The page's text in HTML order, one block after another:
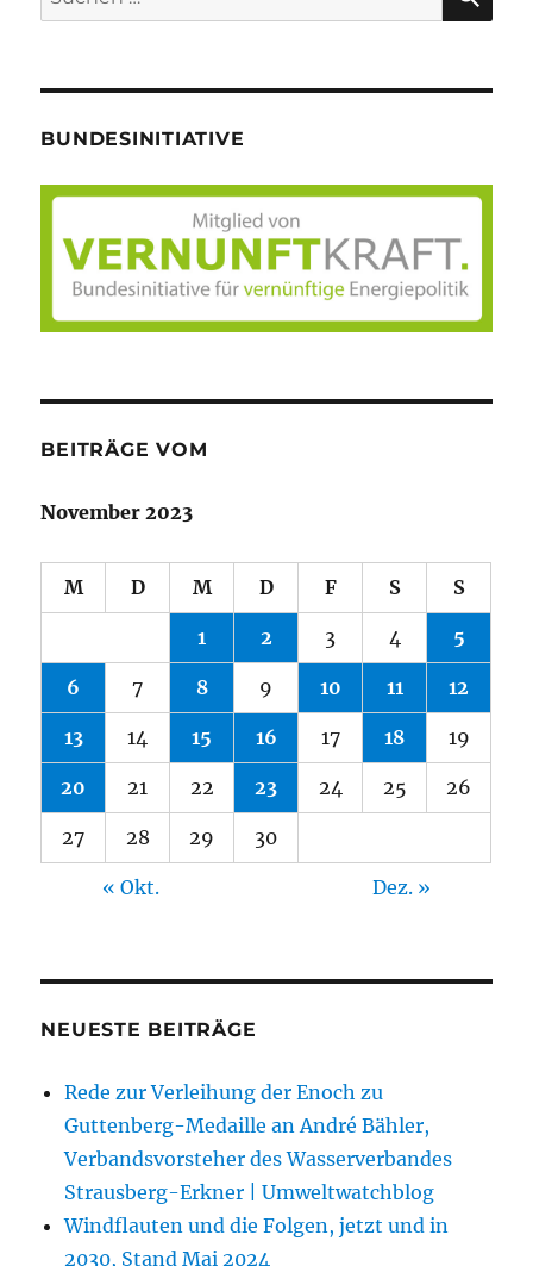
nach:
BUNDESINITIATIVE
BEITRÄGE VOM
November 2023
M D M D F S S
1 2 3 4 5
6 7 8 9 10 11 12
13 14 15 16 17 18 19
20 21 22 23 24 25 26
27 28 29 30
« Okt. Dez. »
NEUESTE BEITRÄGE
Rede zur Verleihung der Enoch zu
Guttenberg-Medaille an André Bähler,
Verbandsvorsteher des Wasserverbandes
Strausberg-Erkner | Umweltwatchblog
Windflauten und die Folgen, jetzt und in
2030, Stand Mai 2024